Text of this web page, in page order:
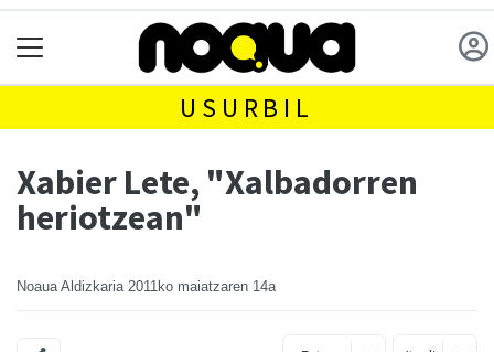
USURBIL
Xabier Lete, "Xalbadorren
heriotzean"
Noaua Aldizkaria 2011ko maiatzaren 14a